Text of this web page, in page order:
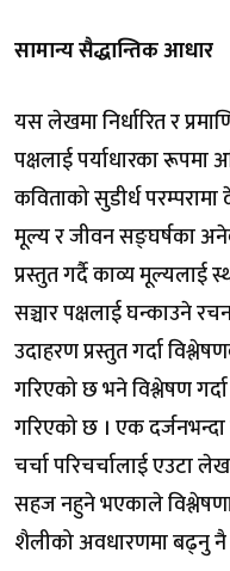
सामान्य सैद्धान्तिक आधार
यस लेखमा निर्धारित र
पक्षलाई पर्याधारका रूपमा
कविताको सुडीर्ध
मूल्य र जीवन सङ्घर्षका
प्रस्तुत गर्दै काव्य मूल्यलाई
सञ्चार पक्षलाई घन्काउने
उदाहरण प्रस्तुत गर्दा
गरिएको छ भने विश्लेषण
गरिएको छ । एक
चर्चा परिचर्चालाई एउटा
सहज नहुने भएकाले
शैलीको अवधारणमा बढ्नु